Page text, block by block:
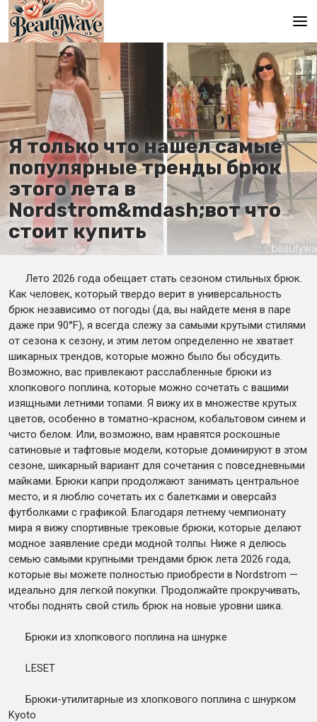
Главная
Es
Ru
It
De
Я только что нашел самые
популярные тренды брюк
этого лета в
Nordstrom&mdash;вот что
стоит купить
Лето 2026 года обещает стать сезоном стильных брюк.
Как человек, который твердо верит в универсальность
брюк независимо от погоды (да, вы найдете меня в паре
даже при 90°F), я всегда слежу за самыми крутыми стилями
от сезона к сезону, и этим летом определенно не хватает
шикарных трендов, которые можно было бы обсудить.
Возможно, вас привлекают расслабленные брюки из
хлопкового поплина, которые можно сочетать с вашими
изящными летними топами. Я вижу их в множестве крутых
цветов, особенно в томатно-красном, кобальтовом синем и
чисто белом. Или, возможно, вам нравятся роскошные
сатиновые и тафтовые модели, которые доминируют в этом
сезоне, шикарный вариант для сочетания с повседневными
майками. Брюки капри продолжают занимать центральное
место, и я люблю сочетать их с балетками и оверсайз
футболками с графикой. Благодаря летнему чемпионату
мира я вижу спортивные трековые брюки, которые делают
модное заявление среди модной толпы. Ниже я делюсь
семью самыми крупными трендами брюк лета 2026 года,
которые вы можете полностью приобрести в Nordstrom —
идеально для легкой покупки. Продолжайте прокручивать,
чтобы поднять свой стиль брюк на новые уровни шика.
Брюки из хлопкового поплина на шнурке
LESET
Брюки-утилитарные из хлопкового поплина с шнурком
Kyoto